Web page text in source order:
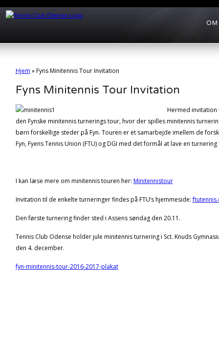
OM
Hjem »Fyns Minitennis Tour Invitation
Fyns Minitennis Tour Invitation
Hermed invitation
den Fynske minitennis turnerings tour, hvor der spilles minitennis
børn forskellige steder på Fyn. Touren er et samarbejde imellem de
Fyn, Fyens Tennis Union (FTU) og DGI med det formål at lave en
I kan læse mere om minitennis touren her: Minitennistour
Invitation til de enkelte turneringer findes på FTU’s hjemmeside:
Den første turnering finder sted i Assens søndag den 20.11.
Tennis Club Odense holder jule minitennis turnering i Sct. Knuds
den 4. december.
fyn-minitennis-tour-2016-2017-plakat